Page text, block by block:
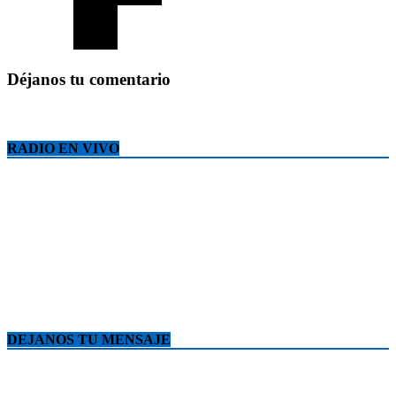
Déjanos tu comentario
RADIO EN VIVO
DEJANOS TU MENSAJE